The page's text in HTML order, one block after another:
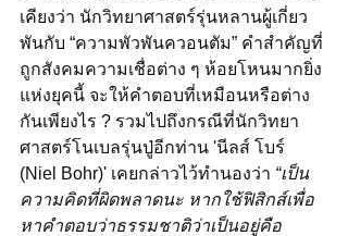
เคียงว่า นักวิทยาศาสตร์รุ่นหลานผู้เกี่ยว
พันกับ “ความพัวพันควอนตัม” คำสำคัญที่
ถูกสังคมความเชื่อต่าง ๆ ห้อยโหนมากยิ่ง
แห่งยุคนี้ จะให้คำตอบที่เหมือนหรือต่าง
กันเพียงไร ? รวมไปถึงกรณีที่นักวิทยา
ศาสตร์โนเบลรุ่นปู่อีกท่าน 'นีลส์ โบร์
(Niel Bohr)' เคยกล่าวไว้ทำนองว่า “เป็น
ความคิดที่ผิดพลาดนะ หากใช้ฟิสิกส์เพื่อ
หาคำตอบว่าธรรมชาติว่าเป็นอยู่คือ